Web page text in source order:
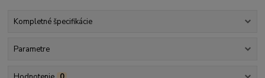
Kompletné špecifikácie
Parametre